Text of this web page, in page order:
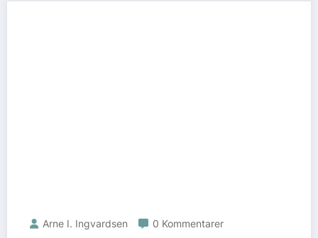
Arne I. Ingvardsen 0 Kommentarer